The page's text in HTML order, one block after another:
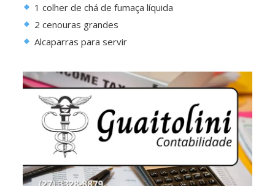
1 colher de chá de fumaça líquida
2 cenouras grandes
Alcaparras para servir